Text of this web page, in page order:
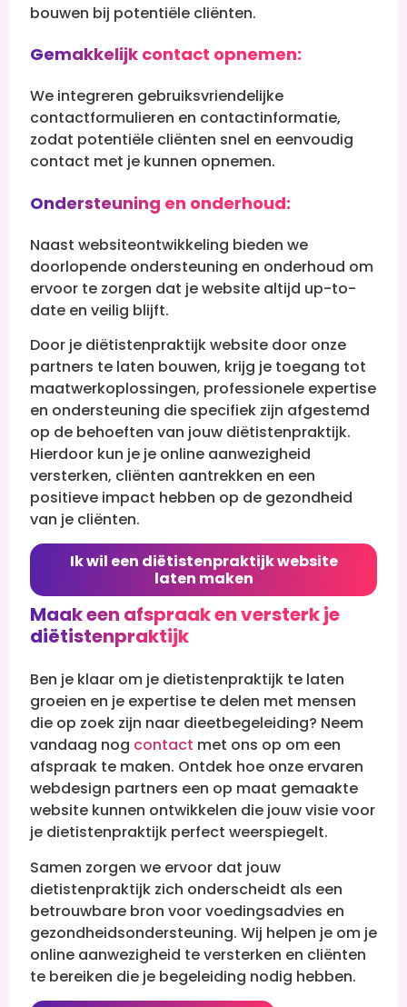
bouwen bij potentiële cliënten.
Gemakkelijk contact opnemen:
We integreren gebruiksvriendelijke
contactformulieren en contactinformatie,
zodat potentiële cliënten snel en eenvoudig
contact met je kunnen opnemen.
Ondersteuning en onderhoud:
Naast websiteontwikkeling bieden we
doorlopende ondersteuning en onderhoud om
ervoor te zorgen dat je website altijd up-to-
date en veilig blijft.
Door je diëtistenpraktijk website door onze
partners te laten bouwen, krijg je toegang tot
maatwerkoplossingen, professionele expertise
en ondersteuning die specifiek zijn afgestemd
op de behoeften van jouw diëtistenpraktijk.
Hierdoor kun je je online aanwezigheid
versterken, cliënten aantrekken en een
positieve impact hebben op de gezondheid
van je cliënten.
Ik wil een diëtistenpraktijk website
laten maken
Maak een afspraak en versterk je
diëtistenpraktijk
Ben je klaar om je dietistenpraktijk te laten
groeien en je expertise te delen met mensen
die op zoek zijn naar dieetbegeleiding? Neem
vandaag nog contact met ons op om een
afspraak te maken. Ontdek hoe onze ervaren
webdesign partners een op maat gemaakte
website kunnen ontwikkelen die jouw visie voor
je dietistenpraktijk perfect weerspiegelt.
Samen zorgen we ervoor dat jouw
dietistenpraktijk zich onderscheidt als een
betrouwbare bron voor voedingsadvies en
gezondheidsondersteuning. Wij helpen je om je
online aanwezigheid te versterken en cliënten
te bereiken die je begeleiding nodig hebben.